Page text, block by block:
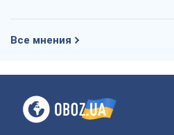
Все мнения